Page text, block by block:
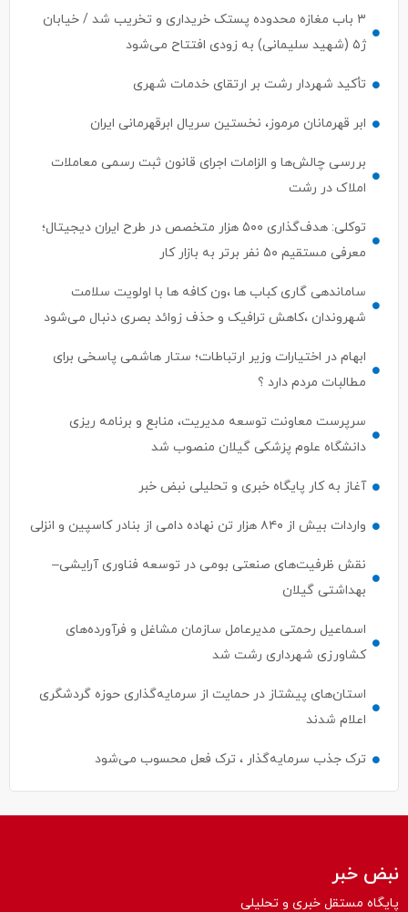
۳ باب مغازه محدوده پستک خریداری و تخریب شد / خیابان
ژ۵ (شهید سلیمانی) به زودی افتتاح می‌شود
تأکید شهردار رشت بر ارتقای خدمات شهری
ابر قهرمانان مرموز، نخستین سریال ابرقهرمانی ایران
بررسی چالش‌ها و الزامات اجرای قانون ثبت رسمی معاملات
املاک در رشت
توکلی: هدف‌گذاری ۵۰۰ هزار متخصص در طرح ایران دیجیتال؛
معرفی مستقیم ۵۰ نفر برتر به بازار کار
ساماندهی گاری کباب ها ،ون کافه ها با اولویت سلامت
شهروندان ،کاهش ترافیک و حذف زوائد بصری دنبال می‌شود
ابهام در اختیارات وزیر ارتباطات؛ ستار هاشمی پاسخی برای
مطالبات مردم دارد ؟
سرپرست معاونت توسعه مدیریت، منابع و برنامه ریزی
دانشگاه علوم پزشکی گیلان منصوب شد
آغاز به کار پایگاه خبری و تحلیلی نبض خبر
واردات بیش از ۸۴۰ هزار تن نهاده دامی از بنادر كاسپین و انزلی
نقش ظرفیت‌های صنعتی بومی در توسعه فناوری آرایشی–
بهداشتی گیلان
اسماعیل رحمتی مدیرعامل سازمان مشاغل و فرآورده‌های
کشاورزی شهرداری رشت شد
استان‌های پیشتاز در حمایت از سرمایه‌گذاری حوزه گردشگری
اعلام شدند
ترک جذب سرمایه‌گذار ، ترک فعل محسوب می‌شود
نبض خبر
پایگاه مستقل خبری و تحلیلی